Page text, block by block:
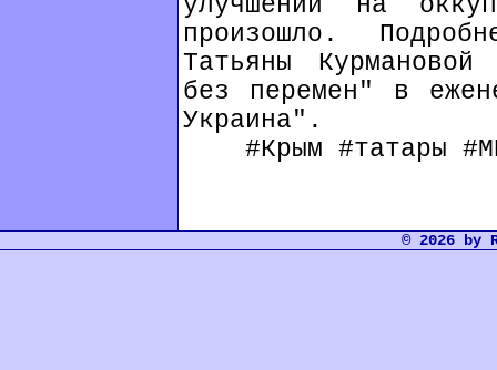
произошло.
Татьяны
без перемен" в
Украина".
#Крым #татары
© 2026 by